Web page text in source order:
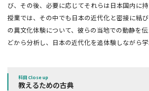
び、その後、必要に応じてそれらは日本国内に
授業では、その中でも日本の近代化と密接に結
の異文化体験について、彼らの当地での動静を
どから分析し、日本の近代化を追体験しながら学
科目 Close up
教えるための古典